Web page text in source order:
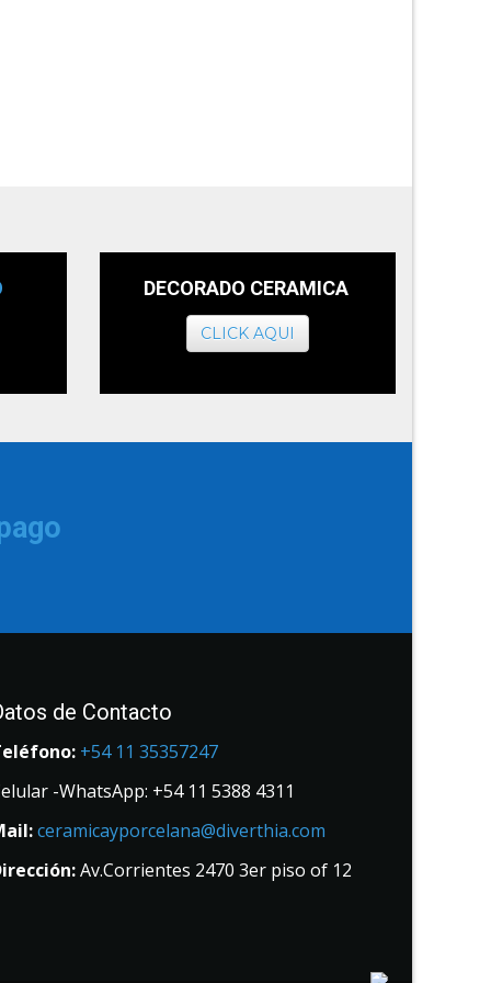
DECORADO CERAMICA
CLICK AQUI
de Contacto
+54 11 35357247
-WhatsApp: +54 11 5388 4311
ceramicayporcelana@diverthia.com
Av.Corrientes 2470 3er piso of 12